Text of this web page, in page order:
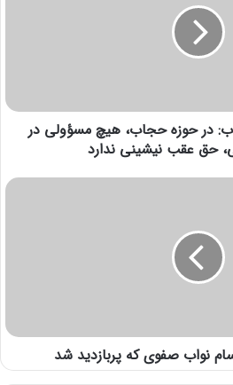
در حوزه حجاب، هیچ مسؤولی در
حق عقب نیشینی ندارد
نواب صفوی که پربازدید شد